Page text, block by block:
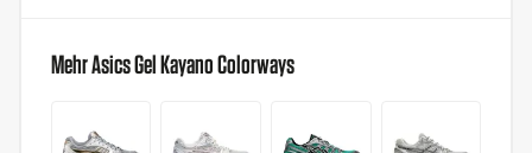
Mehr Asics Gel Kayano Colorways